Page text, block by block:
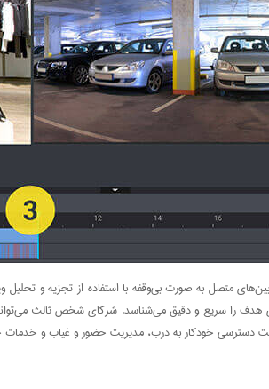
متصل به صورت بی‌وقفه با استفاده از تجزیه و
دسترسی خودکار به درب، مدیریت حضور و غیاب و